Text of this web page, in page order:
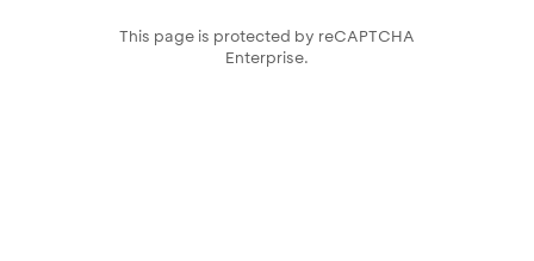
This page is protected by reCAPTCHA
Enterprise.